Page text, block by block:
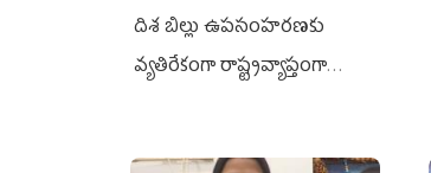
దిశ బిల్లు ఉపసంహరణకు
వ్యతిరేకంగా రాష్ట్రవ్యాప్తంగా